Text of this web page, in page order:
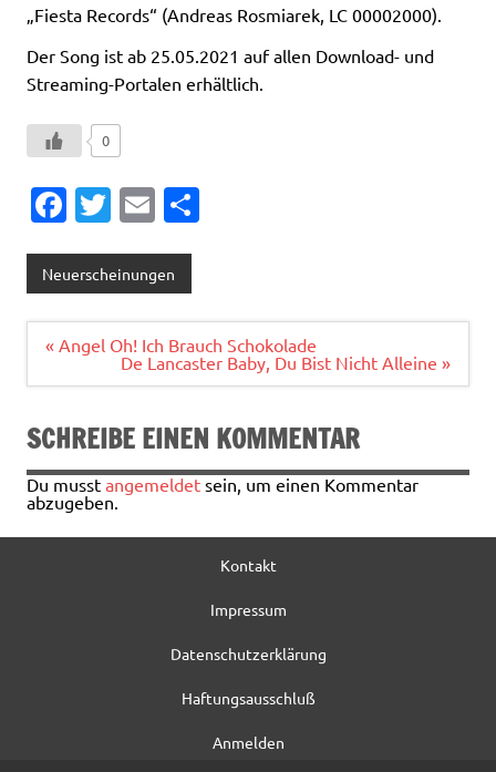
„Fiesta Records“ (Andreas Rosmiarek, LC 00002000).
Der Song ist ab 25.05.2021 auf allen Download- und
Streaming-Portalen erhältlich.
0
Fa
e
b
o
o
k
T
it
te
r
E
ai
l
n
Neuerscheinungen
Beitragsnavigation
« Angel Oh! Ich Brauch Schokolade
De Lancaster Baby, Du Bist Nicht Alleine »
SCHREIBE EINEN KOMMENTAR
Du musst angemeldet sein, um einen Kommentar
abzugeben.
Kontakt
Impressum
Datenschutzerklärung
Haftungsausschluß
Anmelden